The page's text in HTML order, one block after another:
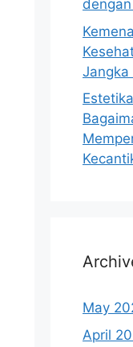
Jangka
May
April